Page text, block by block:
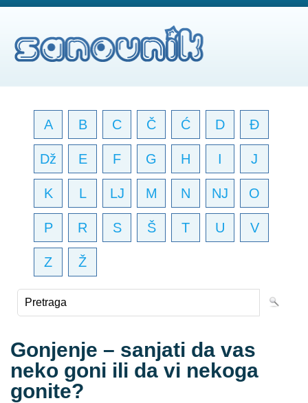
A B C Č Ć D Đ
Dž E F G H I J
K L LJ M N NJ O
P R S Š T U V
Z Ž
Gonjenje – sanjati da vas
neko goni ili da vi nekoga
gonite?